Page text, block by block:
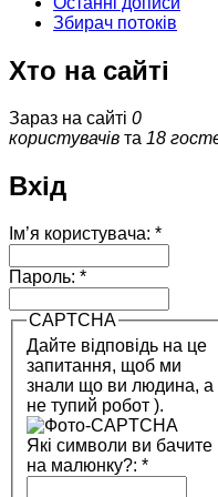
Збирач потоків
Хто на сайті
Зараз на сайті 0
користувачів та 18
Вхід
Ім’я користувача: *
Пароль: *
CAPTCHA
Дайте відповідь на це
запитання, щоб ми
знали що ви людина, а
не тупий робот ).
Які символи ви бачите
на малюнку?: *